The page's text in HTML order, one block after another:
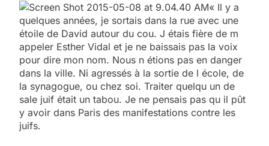
« Il y a
quelques années, je sortais dans la rue avec une
étoile de David autour du cou. J étais fière de m
appeler Esther Vidal et je ne baissais pas la voix
pour dire mon nom. Nous n étions pas en danger
dans la ville. Ni agressés à la sortie de l école, de
la synagogue, ou chez soi. Traiter quelqu un de
sale juif était un tabou. Je ne pensais pas qu il pût
y avoir dans Paris des manifestations contre les
juifs.